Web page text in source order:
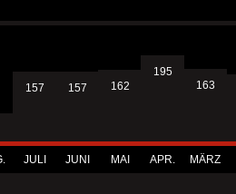
157
JULI
157
JUNI
162
MAI
195
APR.
163
MÄRZ